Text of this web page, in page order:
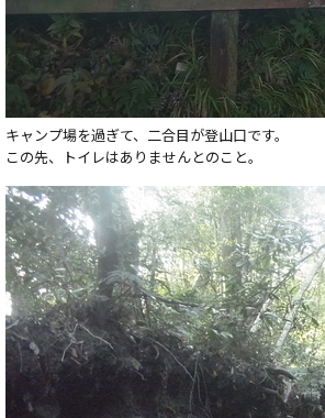
キャンプ場を過ぎて、二合目が登山口です。
この先、トイレはありませんとのこと。